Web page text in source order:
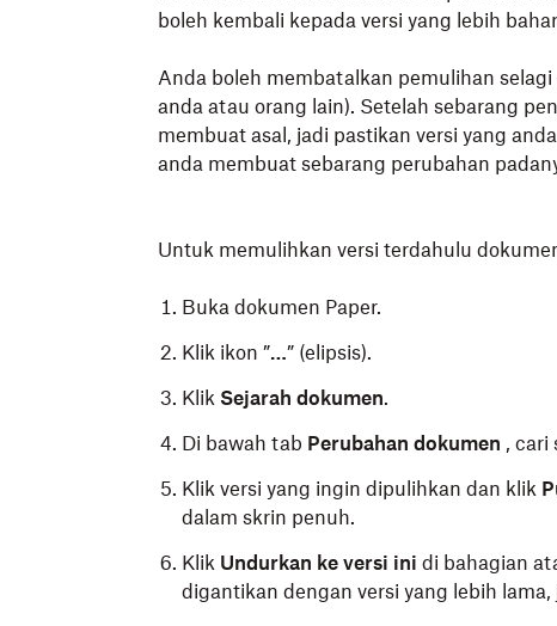
boleh kembali kepada versi yang lebih
Anda boleh membatalkan pemulihan
anda atau orang lain). Setelah sebarang
membuat asal, jadi pastikan versi yang
anda membuat sebarang perubahan
Untuk memulihkan versi terdahulu
Buka dokumen Paper.
Klik ikon ”…” (elipsis).
Klik Sejarah dokumen.
Di bawah tab Perubahan dokumen , cari
Klik versi yang ingin dipulihkan dan klik
dalam skrin penuh.
Klik Undurkan ke versi ini di bahagian
digantikan dengan versi yang lebih